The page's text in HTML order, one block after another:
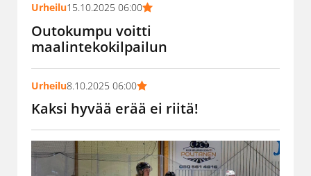
Urheilu15.10.2025 06:00
Outokumpu voitti
maalintekokilpailun
Urheilu8.10.2025 06:00
Kaksi hyvää erää ei riitä!